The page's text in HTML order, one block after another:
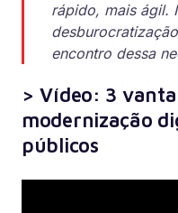
rápido, mais ágil.
encontro dessa
> Vídeo: 3
modernização
públicos